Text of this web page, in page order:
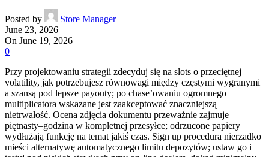
Posted by
Store Manager
June 23, 2026
On June 19, 2026
0
Przy projektowaniu strategii zdecyduj się na slots o przeciętnej
volatility, jak potrzebujesz równowagi między częstymi wygranymi
a szansą pod lepsze payouty; po chase’owaniu ogromnego
multiplicatora wskazane jest zaakceptować znaczniejszą
nietrwałość. Ocena zdjęcia dokumentu przeważnie zajmuje
piętnasty–godzina w kompletnej przesyłce; odrzucone papiery
wydłużają funkcję na temat jakiś czas. Sign up procedura nierzadko
mieści alternatywę automatycznego limitu depozytów; ustaw go i